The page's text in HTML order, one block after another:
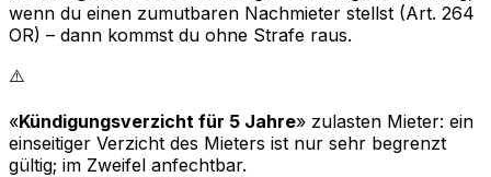
wenn du einen zumutbaren Nachmieter stellst (Art. 264
OR) – dann kommst du ohne Strafe raus.
⚠️
«Kündigungsverzicht für 5 Jahre» zulasten Mieter: ein
einseitiger Verzicht des Mieters ist nur sehr begrenzt
gültig; im Zweifel anfechtbar.